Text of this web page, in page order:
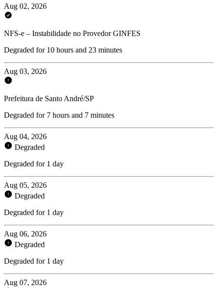
Aug 02, 2026
NFS-e – Instabilidade no Provedor GINFES
Degraded for 10 hours and 23 minutes
Aug 03, 2026
Prefeitura de Santo André/SP
Degraded for 7 hours and 7 minutes
Aug 04, 2026
Degraded
Degraded for 1 day
Aug 05, 2026
Degraded
Degraded for 1 day
Aug 06, 2026
Degraded
Degraded for 1 day
Aug 07, 2026